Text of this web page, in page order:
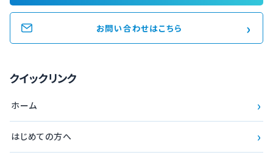
お問い合わせはこちら ›
クイックリンク
ホーム ›
はじめての方へ ›